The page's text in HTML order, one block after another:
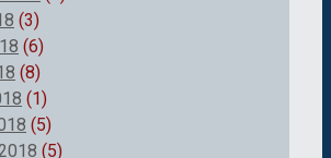
(3)
(6)
(8)
(1)
(5)
(5)